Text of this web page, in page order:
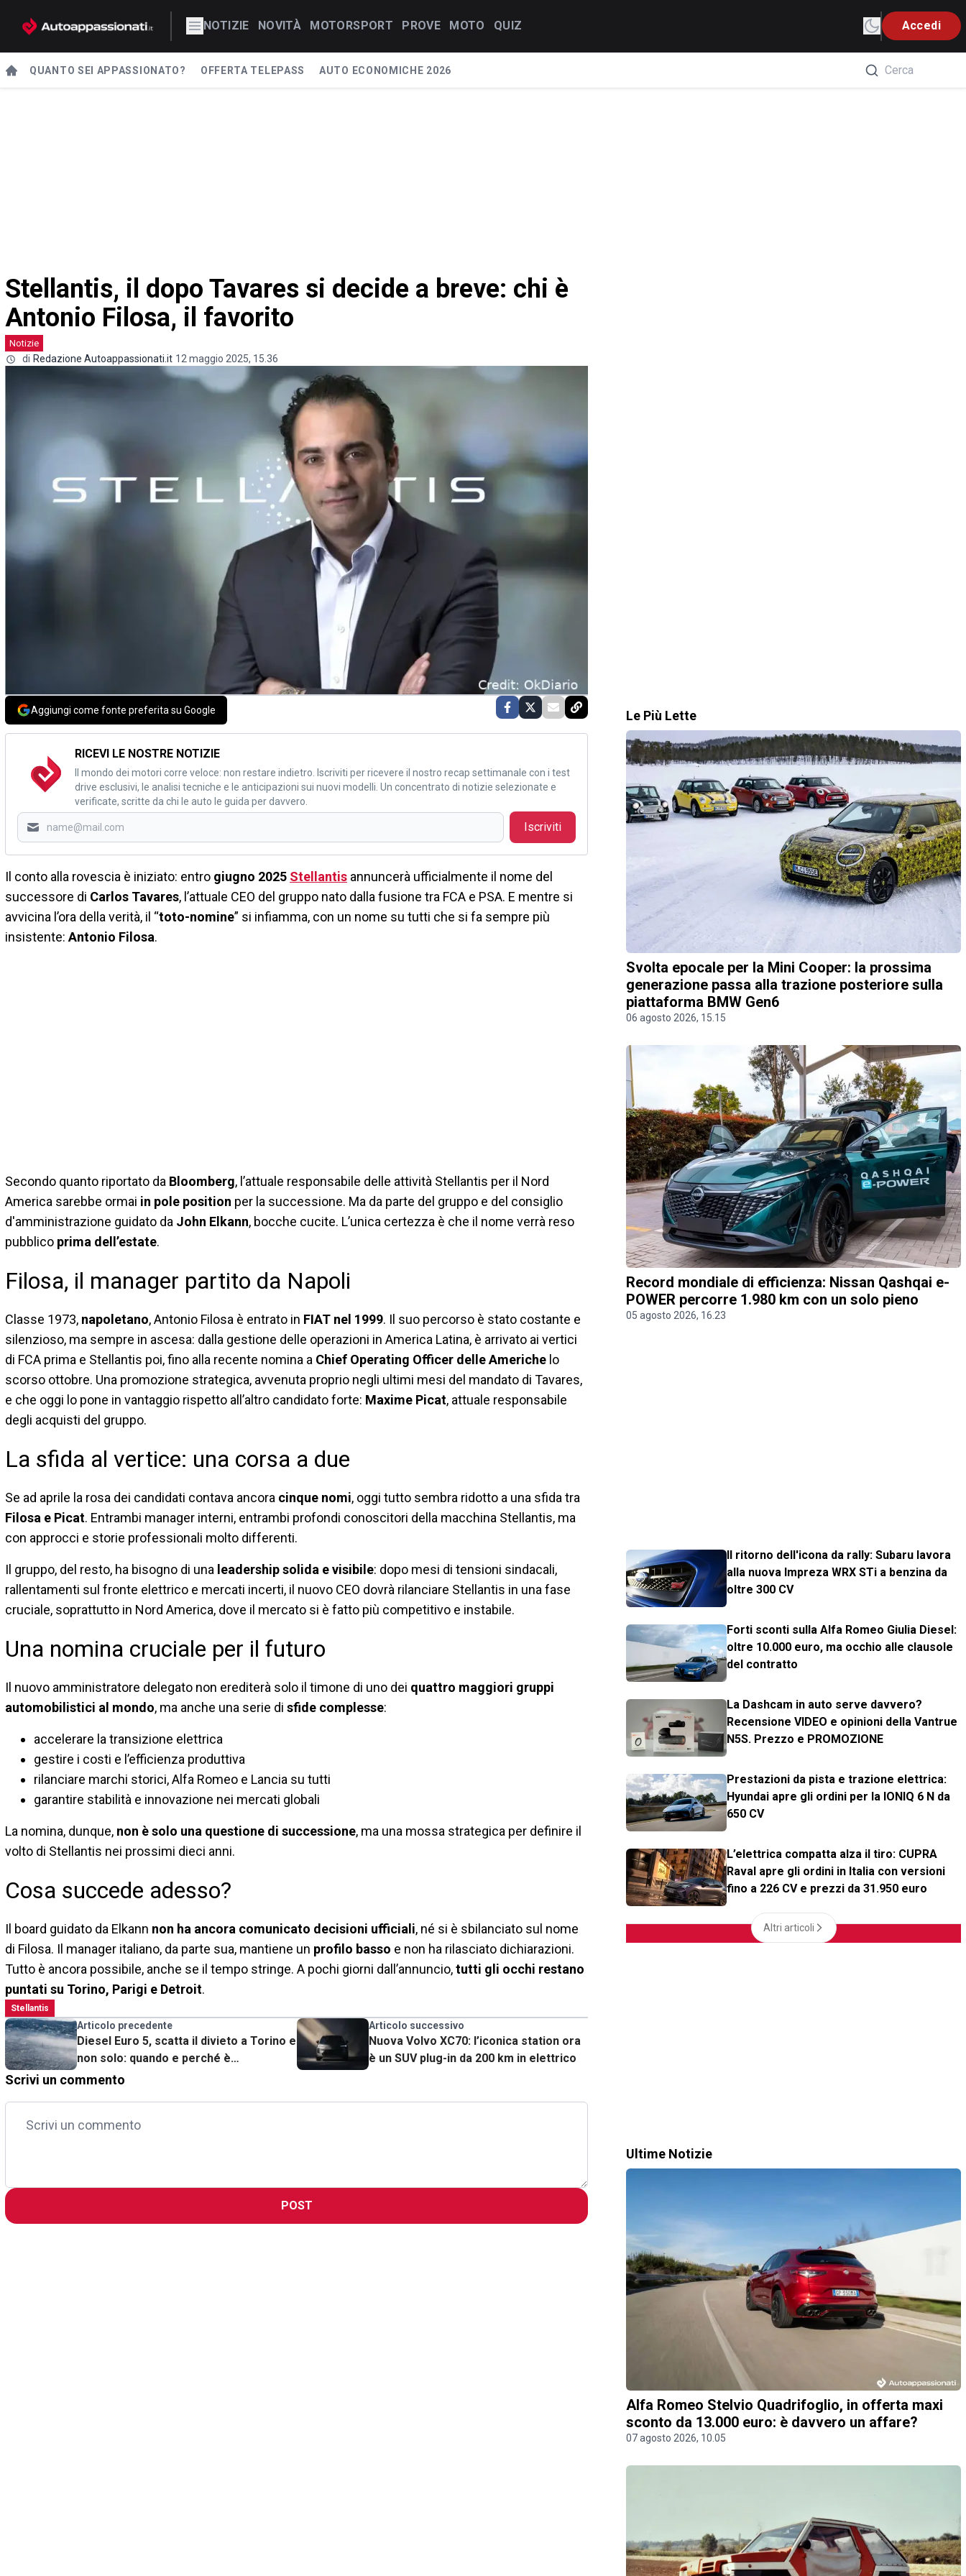
NOTIZIE NOVITÀ MOTORSPORT PROVE MOTO QUIZ Accedi
QUANTO SEI APPASSIONATO? OFFERTA TELEPASS AUTO ECONOMICHE 2026
Stellantis, il dopo Tavares si decide a breve: chi è
Antonio Filosa, il favorito
Notizie
di Redazione Autoappassionati.it 12 maggio 2025, 15.36
Aggiungi come fonte preferita su Google
RICEVI LE NOSTRE NOTIZIE
Il mondo dei motori corre veloce: non restare indietro. Iscriviti per ricevere il nostro recap settimanale con i test
drive esclusivi, le analisi tecniche e le anticipazioni sui nuovi modelli. Un concentrato di notizie selezionate e
verificate, scritte da chi le auto le guida per davvero.
Iscriviti
Il conto alla rovescia è iniziato: entro giugno 2025 Stellantis annuncerà ufficialmente il nome del
successore di Carlos Tavares, l’attuale CEO del gruppo nato dalla fusione tra FCA e PSA. E mentre si
avvicina l’ora della verità, il “toto-nomine” si infiamma, con un nome su tutti che si fa sempre più
insistente: Antonio Filosa.
Secondo quanto riportato da Bloomberg, l’attuale responsabile delle attività Stellantis per il Nord
America sarebbe ormai in pole position per la successione. Ma da parte del gruppo e del consiglio
d'amministrazione guidato da John Elkann, bocche cucite. L’unica certezza è che il nome verrà reso
pubblico prima dell’estate.
Filosa, il manager partito da Napoli
Classe 1973, napoletano, Antonio Filosa è entrato in FIAT nel 1999. Il suo percorso è stato costante e
silenzioso, ma sempre in ascesa: dalla gestione delle operazioni in America Latina, è arrivato ai vertici
di FCA prima e Stellantis poi, fino alla recente nomina a Chief Operating Officer delle Americhe lo
scorso ottobre. Una promozione strategica, avvenuta proprio negli ultimi mesi del mandato di Tavares,
e che oggi lo pone in vantaggio rispetto all’altro candidato forte: Maxime Picat, attuale responsabile
degli acquisti del gruppo.
La sfida al vertice: una corsa a due
Se ad aprile la rosa dei candidati contava ancora cinque nomi, oggi tutto sembra ridotto a una sfida tra
Filosa e Picat. Entrambi manager interni, entrambi profondi conoscitori della macchina Stellantis, ma
con approcci e storie professionali molto differenti.
Il gruppo, del resto, ha bisogno di una leadership solida e visibile: dopo mesi di tensioni sindacali,
rallentamenti sul fronte elettrico e mercati incerti, il nuovo CEO dovrà rilanciare Stellantis in una fase
cruciale, soprattutto in Nord America, dove il mercato si è fatto più competitivo e instabile.
Una nomina cruciale per il futuro
Il nuovo amministratore delegato non erediterà solo il timone di uno dei quattro maggiori gruppi
automobilistici al mondo, ma anche una serie di sfide complesse:
accelerare la transizione elettrica
gestire i costi e l’efficienza produttiva
rilanciare marchi storici, Alfa Romeo e Lancia su tutti
garantire stabilità e innovazione nei mercati globali
La nomina, dunque, non è solo una questione di successione, ma una mossa strategica per definire il
volto di Stellantis nei prossimi dieci anni.
Cosa succede adesso?
Il board guidato da Elkann non ha ancora comunicato decisioni ufficiali, né si è sbilanciato sul nome
di Filosa. Il manager italiano, da parte sua, mantiene un profilo basso e non ha rilasciato dichiarazioni.
Tutto è ancora possibile, anche se il tempo stringe. A pochi giorni dall’annuncio,tutti gli occhi restano
puntati su Torino, Parigi e Detroit.
Stellantis
Articolo precedente
Diesel Euro 5, scatta il divieto a Torino e
non solo: quando e perché è
preoccupante
Articolo successivo
Nuova Volvo XC70: l’iconica station ora
è un SUV plug-in da 200 km in elettrico
Scrivi un commento
POST
Le Più Lette
Svolta epocale per la Mini Cooper: la prossima
generazione passa alla trazione posteriore sulla
piattaforma BMW Gen6
06 agosto 2026, 15.15
Record mondiale di efficienza: Nissan Qashqai e-
POWER percorre 1.980 km con un solo pieno
05 agosto 2026, 16.23
Il ritorno dell'icona da rally: Subaru lavora
alla nuova Impreza WRX STi a benzina da
oltre 300 CV
Forti sconti sulla Alfa Romeo Giulia Diesel:
oltre 10.000 euro, ma occhio alle clausole
del contratto
La Dashcam in auto serve davvero?
Recensione VIDEO e opinioni della Vantrue
N5S. Prezzo e PROMOZIONE
Prestazioni da pista e trazione elettrica:
Hyundai apre gli ordini per la IONIQ 6 N da
650 CV
L’elettrica compatta alza il tiro: CUPRA
Raval apre gli ordini in Italia con versioni
fino a 226 CV e prezzi da 31.950 euro
Altri articoli
Ultime Notizie
Alfa Romeo Stelvio Quadrifoglio, in offerta maxi
sconto da 13.000 euro: è davvero un affare?
07 agosto 2026, 10.05